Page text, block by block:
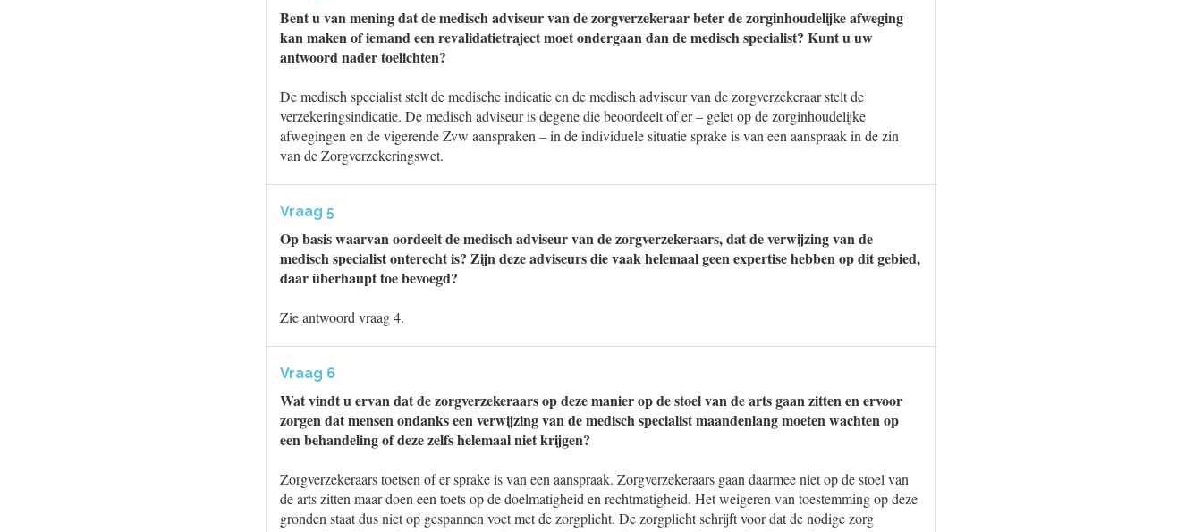
Bent u van mening dat de medisch adviseur van de zorgverzekeraar beter de zorginhoudelijke afweging
kan maken of iemand een revalidatietraject moet ondergaan dan de medisch specialist? Kunt u uw
antwoord nader toelichten?
De medisch specialist stelt de medische indicatie en de medisch adviseur van de zorgverzekeraar stelt de
verzekeringsindicatie. De medisch adviseur is degene die beoordeelt of er – gelet op de zorginhoudelijke
afwegingen en de vigerende Zvw aanspraken – in de individuele situatie sprake is van een aanspraak in de zin
van de Zorgverzekeringswet.
Vraag 5
Op basis waarvan oordeelt de medisch adviseur van de zorgverzekeraars, dat de verwijzing van de
medisch specialist onterecht is? Zijn deze adviseurs die vaak helemaal geen expertise hebben op dit gebied,
daar überhaupt toe bevoegd?
Zie antwoord vraag 4.
Vraag 6
Wat vindt u ervan dat de zorgverzekeraars op deze manier op de stoel van de arts gaan zitten en ervoor
zorgen dat mensen ondanks een verwijzing van de medisch specialist maandenlang moeten wachten op
een behandeling of deze zelfs helemaal niet krijgen?
Zorgverzekeraars toetsen of er sprake is van een aanspraak. Zorgverzekeraars gaan daarmee niet op de stoel van
de arts zitten maar doen een toets op de doelmatigheid en rechtmatigheid. Het weigeren van toestemming op deze
gronden staat dus niet op gespannen voet met de zorgplicht. De zorgplicht schrijft voor dat de nodige zorg